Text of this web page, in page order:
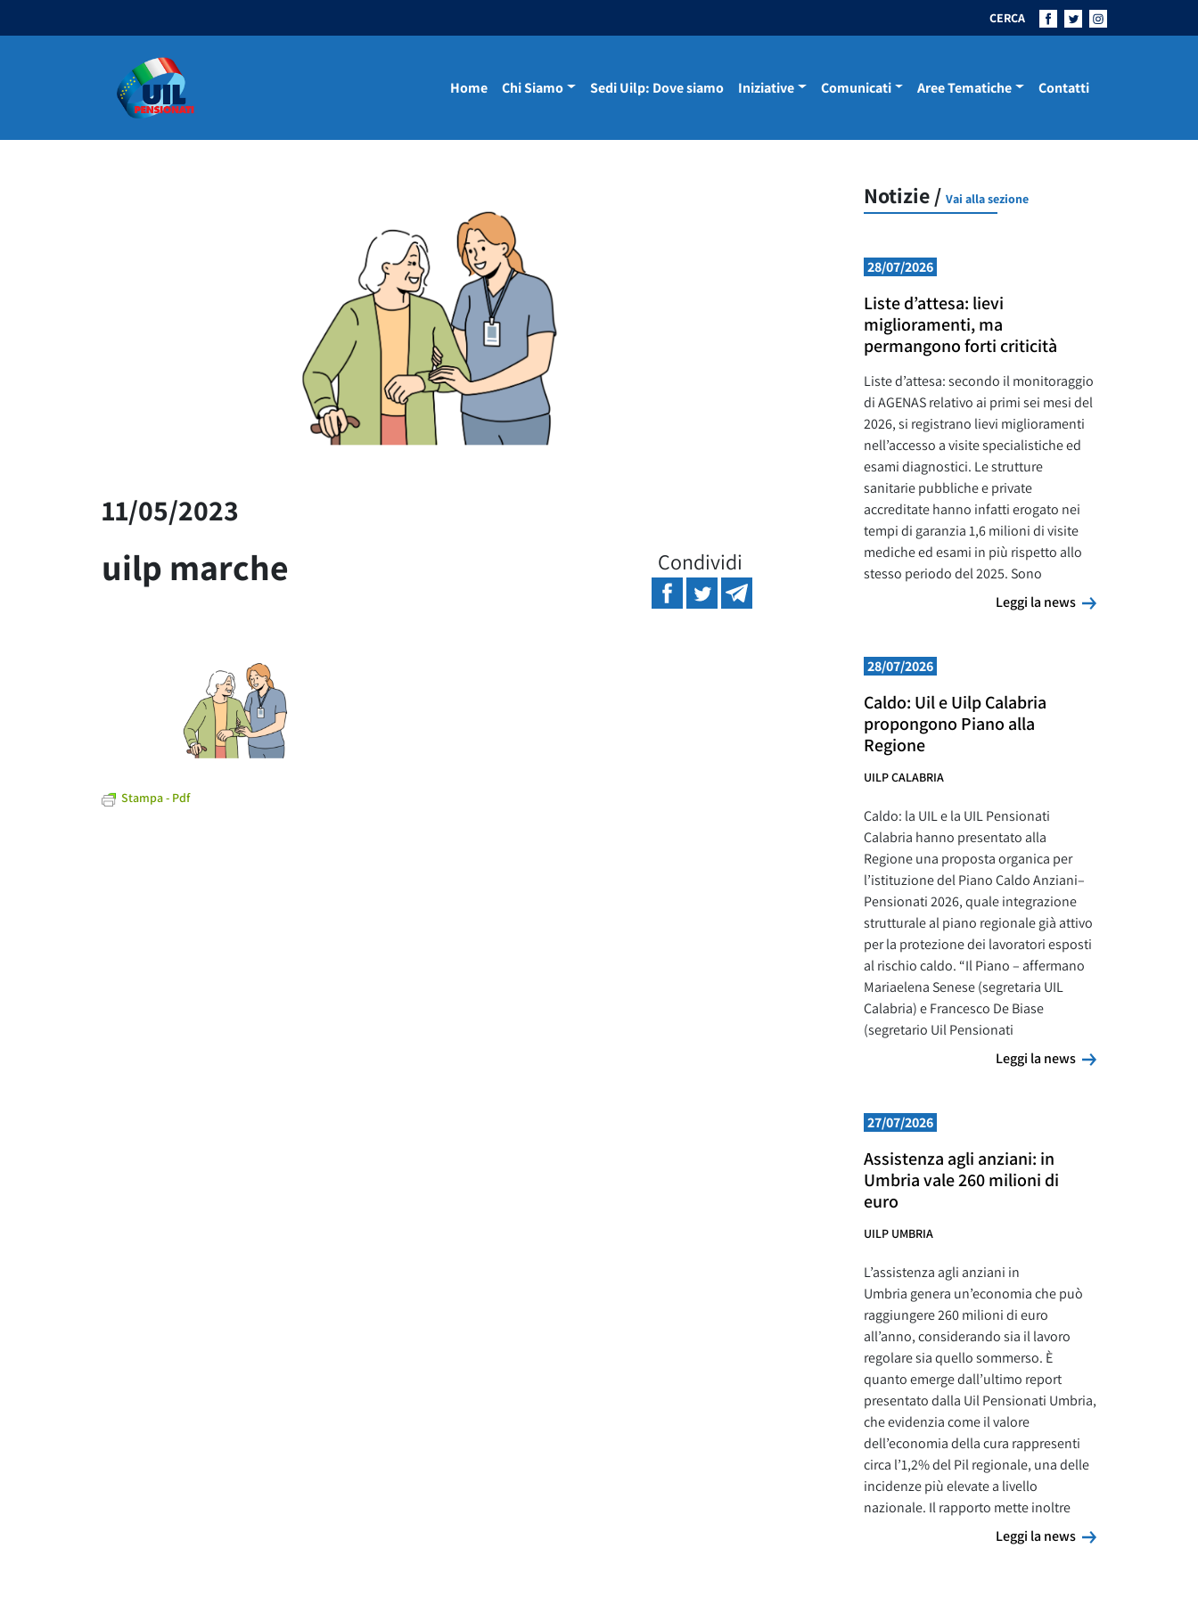
CERCA
Navigazione principale Home Chi Siamo Sedi Uilp: Dove siamo Iniziative Comunicati Aree Tematiche Contatti
11/05/2023
uilp marche Condividi
Stampa - Pdf
Notizie / Vai alla sezione
28/07/2026
Liste d’attesa: lievi
miglioramenti, ma
permangono forti criticità
Liste d’attesa: secondo il monitoraggio
di AGENAS relativo ai primi sei mesi del
2026, si registrano lievi miglioramenti
nell’accesso a visite specialistiche ed
esami diagnostici. Le strutture
sanitarie pubbliche e private
accreditate hanno infatti erogato nei
tempi di garanzia 1,6 milioni di visite
mediche ed esami in più rispetto allo
stesso periodo del 2025. Sono
Leggi la news
Leggi la news
28/07/2026
Caldo: Uil e Uilp Calabria
propongono Piano alla
Regione
UILP CALABRIA
Caldo: la UIL e la UIL Pensionati
Calabria hanno presentato alla
Regione una proposta organica per
l’istituzione del Piano Caldo Anziani–
Pensionati 2026, quale integrazione
strutturale al piano regionale già attivo
per la protezione dei lavoratori esposti
al rischio caldo. “Il Piano – affermano
Mariaelena Senese (segretaria UIL
Calabria) e Francesco De Biase
(segretario Uil Pensionati
Leggi la news
Leggi la news
27/07/2026
Assistenza agli anziani: in
Umbria vale 260 milioni di
euro
UILP UMBRIA
L’assistenza agli anziani in
Umbria genera un’economia che può
raggiungere 260 milioni di euro
all’anno, considerando sia il lavoro
regolare sia quello sommerso. È
quanto emerge dall’ultimo report
presentato dalla Uil Pensionati Umbria,
che evidenzia come il valore
dell’economia della cura rappresenti
circa l’1,2% del Pil regionale, una delle
incidenze più elevate a livello
nazionale. Il rapporto mette inoltre
Leggi la news
Leggi la news